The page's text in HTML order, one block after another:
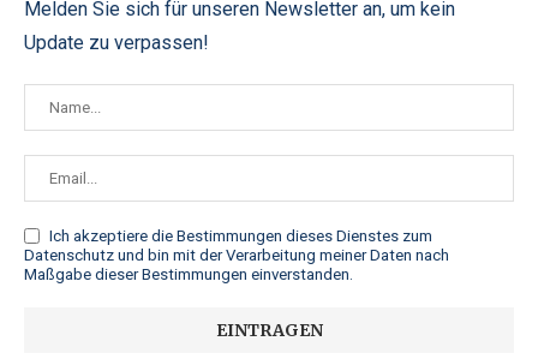
Melden Sie sich für unseren Newsletter an, um kein
Update zu verpassen!
Ich akzeptiere die Bestimmungen dieses Dienstes zum
Datenschutz und bin mit der Verarbeitung meiner Daten nach
Maßgabe dieser Bestimmungen einverstanden.